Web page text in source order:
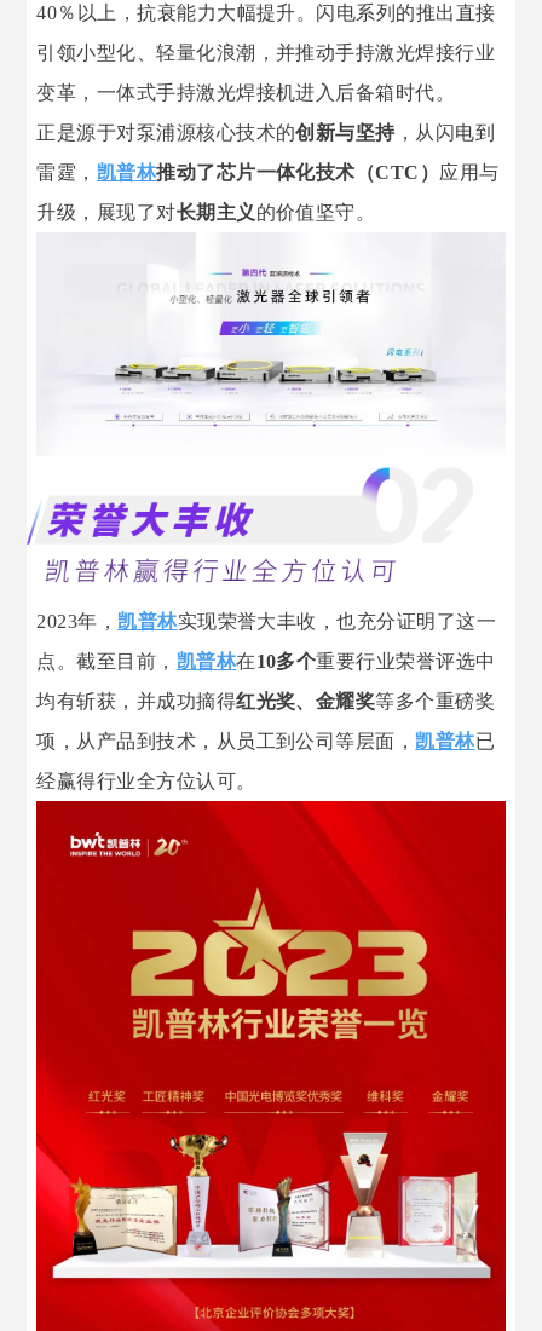
40％以上，抗衰能力大幅提升。 闪电系列的推出直接
引领小型化、轻量化浪潮，并推动手持激光焊接行业
变革，一体式手持激光焊接机进入后备箱时代。
正是源于对泵浦源核心技术的创新与坚持，从闪电到
雷霆， 凯普林推动了芯片一体化技术（CTC） 应用与
升级，展现了对长期主义 的价值坚守。
2023年， 凯普林实现荣誉大丰收，也充分证明了这一
点。截至目前， 凯普林在10多个重要行业荣誉评选中
均有斩获，并成功摘得红光奖、金耀奖等多个重磅奖
项，从产品到技术，从员工到公司等层面， 凯普林已
经赢得行业全方位认可。